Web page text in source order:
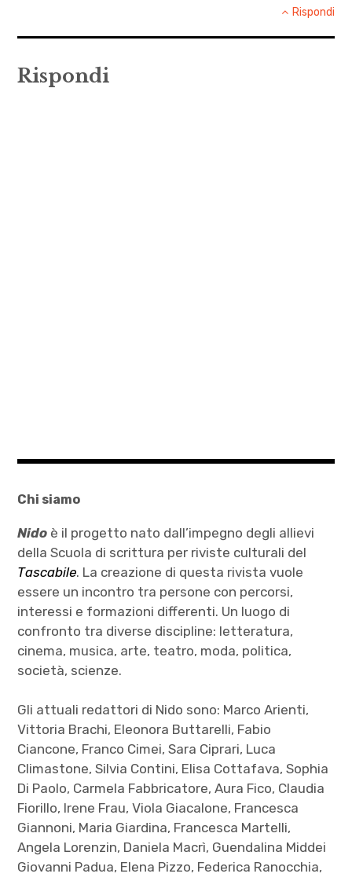
Rispondi
Rispondi
Chi siamo
Nido è il progetto nato dall’impegno degli allievi
della Scuola di scrittura per riviste culturali del
Tascabile. La creazione di questa rivista vuole
essere un incontro tra persone con percorsi,
interessi e formazioni differenti. Un luogo di
confronto tra diverse discipline: letteratura,
cinema, musica, arte, teatro, moda, politica,
società, scienze.
Gli attuali redattori di Nido sono: Marco Arienti,
Vittoria Brachi, Eleonora Buttarelli, Fabio
Ciancone, Franco Cimei, Sara Ciprari, Luca
Climastone, Silvia Contini, Elisa Cottafava, Sophia
Di Paolo, Carmela Fabbricatore, Aura Fico, Claudia
Fiorillo, Irene Frau, Viola Giacalone, Francesca
Giannoni, Maria Giardina, Francesca Martelli,
Angela Lorenzin, Daniela Macrì, Guendalina Middei
Giovanni Padua, Elena Pizzo, Federica Ranocchia,